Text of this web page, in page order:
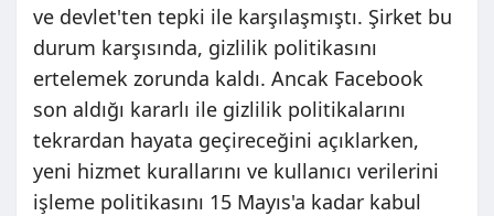
ve devlet'ten tepki ile karşılaşmıştı. Şirket bu
durum karşısında, gizlilik politikasını
ertelemek zorunda kaldı. Ancak Facebook
son aldığı kararlı ile gizlilik politikalarını
tekrardan hayata geçireceğini açıklarken,
yeni hizmet kurallarını ve kullanıcı verilerini
işleme politikasını 15 Mayıs'a kadar kabul